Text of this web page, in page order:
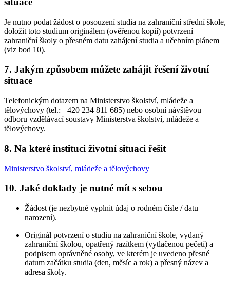
Je nutno podat žádost o posouzení studia na zahraniční střední škole,
doložit toto studium originálem (ověřenou kopií) potvrzení
zahraniční školy o přesném datu zahájení studia a učebním plánem
(viz bod 10).
7. Jakým způsobem můžete zahájit řešení životní
situace
Telefonickým dotazem na Ministerstvo školství, mládeže a
tělovýchovy (tel.: +420 234 811 685) nebo osobní návštěvou
odboru vzdělávací soustavy Ministerstva školství, mládeže a
tělovýchovy.
8. Na které instituci životní situaci řešit
Ministerstvo školství, mládeže a tělovýchovy
10. Jaké doklady je nutné mít s sebou
Žádost (je nezbytné vyplnit údaj o rodném čísle / datu
narození).
Originál potvrzení o studiu na zahraniční škole, vydaný
zahraniční školou, opatřený razítkem (vytlačenou pečetí) a
podpisem oprávněné osoby, ve kterém je uvedeno přesné
datum začátku studia (den, měsíc a rok) a přesný název a
adresa školy.